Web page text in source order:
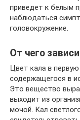
приведет к белым
наблюдаться
головокружение.
От чего
Цвет кала в
содержащегося в
Это вещество
выходит из
мочой. Кал